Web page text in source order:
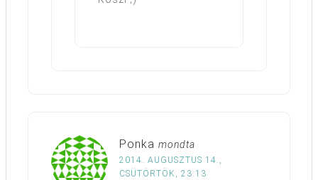
Ponka mondta
2014. AUGUSZTUS 14.,
CSÜTÖRTÖK, 23:13